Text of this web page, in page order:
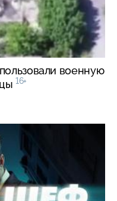
военную
16+